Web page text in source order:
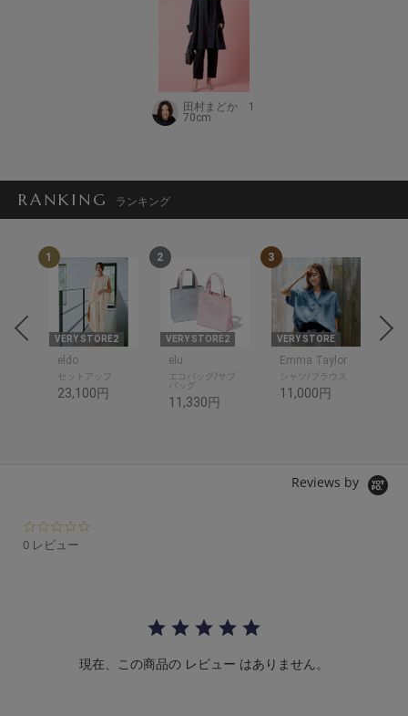
田村まどか 1
70cm
RANKING ランキング
1
VERY STORE2
eldo
セットアップ
23,100円
2
VERY STORE2
elu
エコバッグ/サブ
バッグ
11,330円
3
VERY STORE
Emma Taylor
シャツ/ブラウス
11,000円
Reviews by
i
0 レビュー
現在、この商品の レビュー はありません。